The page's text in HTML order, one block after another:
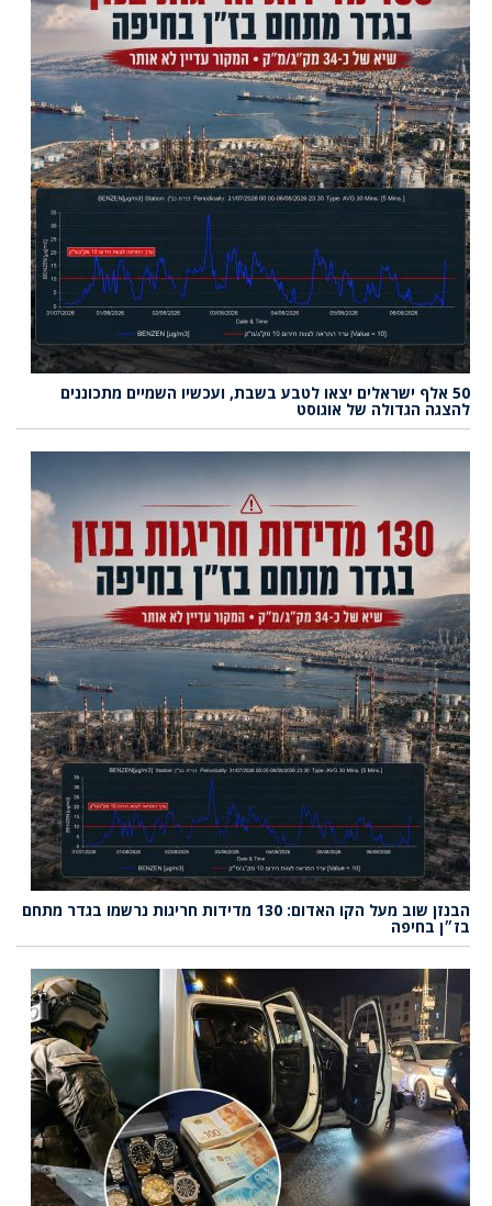
50 אלף ישראלים יצאו לטבע בשבת, ועכשיו השמיים מתכוננים
להצגה הגדולה של אוגוסט
הבנזן שוב מעל הקו האדום: 130 מדידות חריגות נרשמו בגדר מתחם
בז״ן בחיפה